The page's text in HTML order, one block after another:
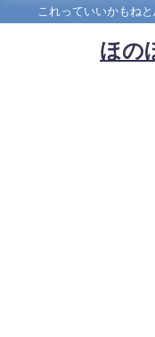
これっていいかもね
ほの